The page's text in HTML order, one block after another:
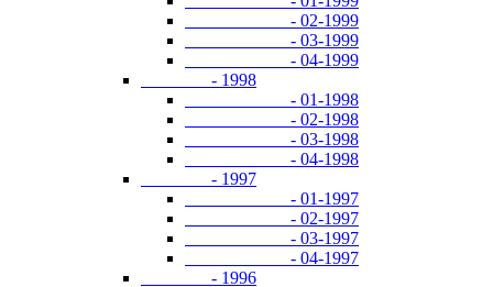
- 02-1999
- 03-1999
- 04-1999
- 1998
- 01-1998
- 02-1998
- 03-1998
- 04-1998
- 1997
- 01-1997
- 02-1997
- 03-1997
- 04-1997
- 1996